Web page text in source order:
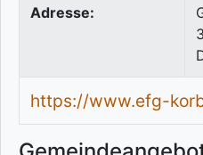
Adresse:
https://www.efg-